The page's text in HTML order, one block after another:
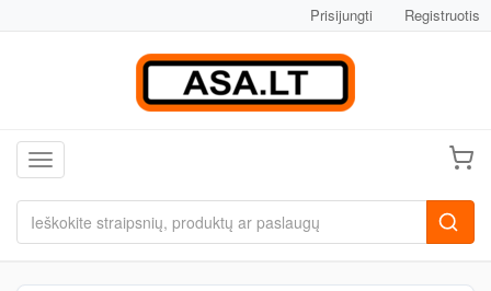
Prisijungti Registruotis
Toggle navigation